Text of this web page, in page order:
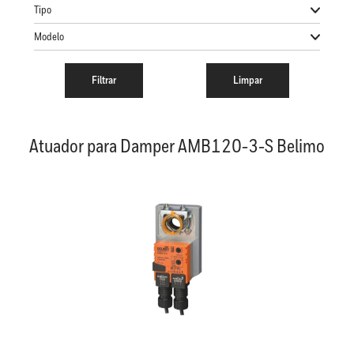
Tipo
Modelo
Atuador para Damper AMB120-3-S Belimo